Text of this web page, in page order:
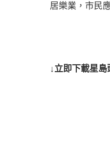
居樂業，市民
↓立即下載星